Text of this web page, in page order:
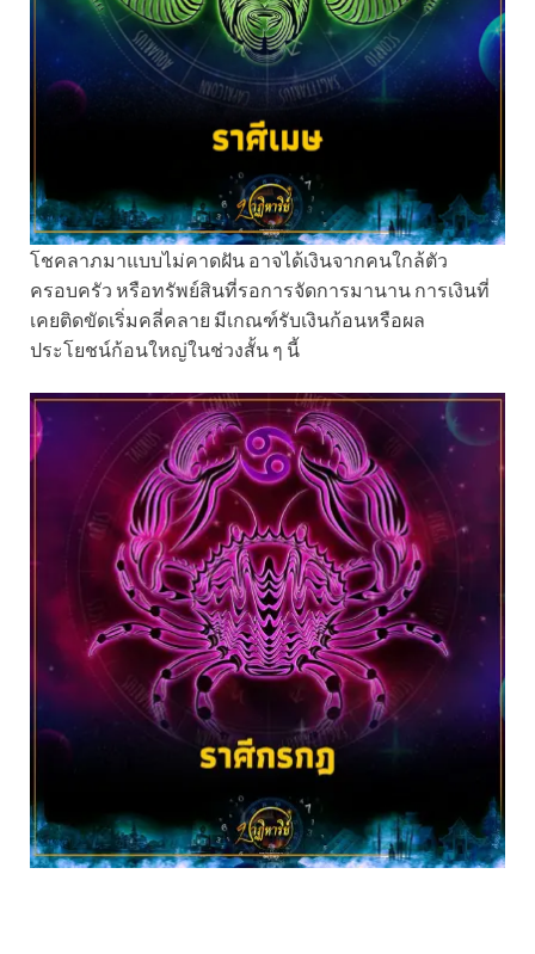
โชคลาภมาแบบไม่คาดฝัน อาจได้เงินจากคนใกล้ตัว
ครอบครัว หรือทรัพย์สินที่รอการจัดการมานาน การเงินที่
เคยติดขัดเริ่มคลี่คลาย มีเกณฑ์รับเงินก้อนหรือผล
ประโยชน์ก้อนใหญ่ในช่วงสั้น ๆ นี้